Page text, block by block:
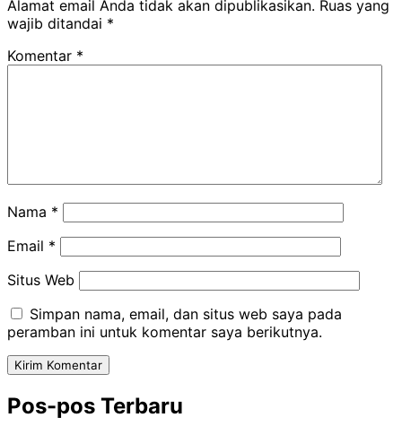
Alamat email Anda tidak akan dipublikasikan. Ruas yang
wajib ditandai *
Komentar *
Nama *
Email *
Situs Web
Simpan nama, email, dan situs web saya pada
peramban ini untuk komentar saya berikutnya.
Pos-pos Terbaru